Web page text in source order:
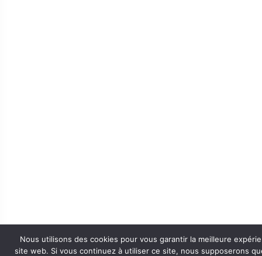
Nous utilisons des cookies pour vous garantir la meilleure
site web. Si vous continuez à utiliser ce site, nous supposerons